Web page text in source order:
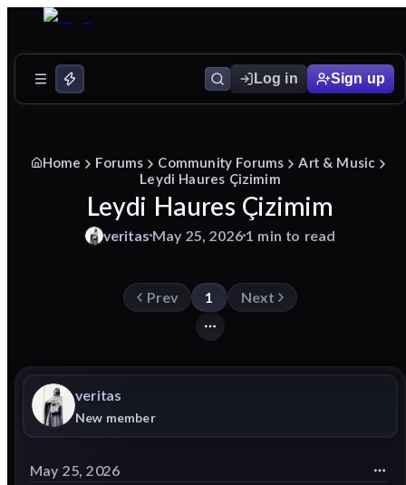
Log in Sign up
Home Forums Community Forums
Art & Music
Leydi Haures Çizimim
Leydi Haures Çizimim
veritas May 25, 2026 1 min to read
Prev 1 Next
veritas
New member
May 25, 2026